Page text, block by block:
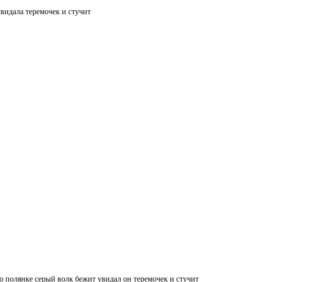
теремочек и стучит
серый волк бежит увидал он теремочек и стучит